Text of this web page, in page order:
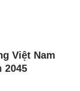
Việt Nam
2045